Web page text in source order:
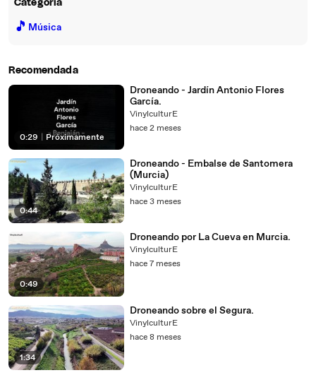
Categoría
🎵 Música
Recomendada
0:29 Próximamente
Droneando - Jardín Antonio Flores
García.
VinylculturE
hace 2 meses
0:44
Droneando - Embalse de Santomera
(Murcia)
VinylculturE
hace 3 meses
0:49
Droneando por La Cueva en Murcia.
VinylculturE
hace 7 meses
1:34
Droneando sobre el Segura.
VinylculturE
hace 8 meses